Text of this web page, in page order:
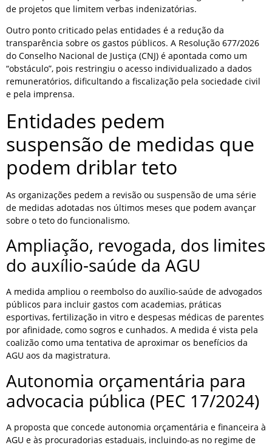
de projetos que limitem verbas indenizatórias.
Outro ponto criticado pelas entidades é a redução da
transparência sobre os gastos públicos. A Resolução 677/2026
do Conselho Nacional de Justiça (CNJ) é apontada como um
“obstáculo”, pois restringiu o acesso individualizado a dados
remuneratórios, dificultando a fiscalização pela sociedade civil
e pela imprensa.
Entidades pedem
suspensão de medidas que
podem driblar teto
As organizações pedem a revisão ou suspensão de uma série
de medidas adotadas nos últimos meses que podem avançar
sobre o teto do funcionalismo.
Ampliação, revogada, dos limites
do auxílio-saúde da AGU
A medida ampliou o reembolso do auxílio-saúde de advogados
públicos para incluir gastos com academias, práticas
esportivas, fertilização in vitro e despesas médicas de parentes
por afinidade, como sogros e cunhados. A medida é vista pela
coalizão como uma tentativa de aproximar os benefícios da
AGU aos da magistratura.
Autonomia orçamentária para
advocacia pública (PEC 17/2024)
A proposta que concede autonomia orçamentária e financeira à
AGU e às procuradorias estaduais, incluindo-as no regime de